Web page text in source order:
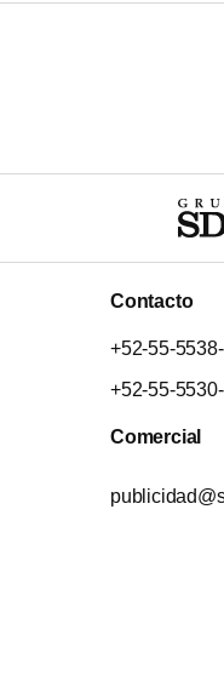
Contacto
+52-55-
+52-55-
Comercial